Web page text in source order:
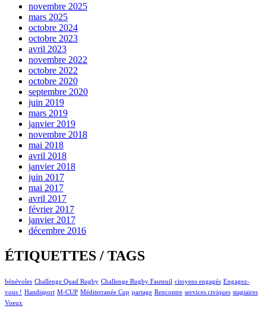
novembre 2025
mars 2025
octobre 2024
octobre 2023
avril 2023
novembre 2022
octobre 2022
octobre 2020
septembre 2020
juin 2019
mars 2019
janvier 2019
novembre 2018
mai 2018
avril 2018
janvier 2018
juin 2017
mai 2017
avril 2017
février 2017
janvier 2017
décembre 2016
ÉTIQUETTES / TAGS
bénévoles Challenge Quad Rugby Challenge Rugby Fauteuil citoyens engagés Engagez-
vous ! Handisport M-CUP Méditerranée Cup partage Rencontre services civiques stagiaires
Voeux